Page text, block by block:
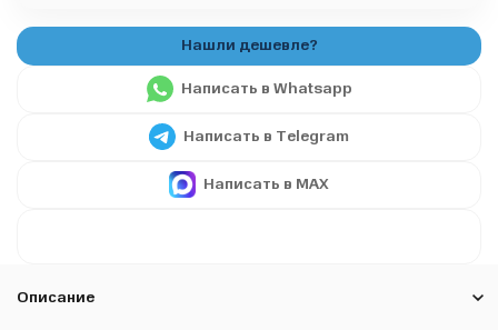
Написать в Whatsapp
Написать в Telegram
Написать в MAX
Описание